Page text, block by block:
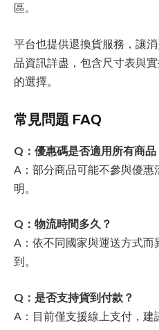
區。
平台也提供退換貨服務，讓
品資訊詳盡，包含尺寸表與
的選擇。
常見問題 FAQ
Q：優惠碼是否適用所有商品
A：部分商品可能不參與優惠
明。
Q：物流時間多久？
A：依不同國家與運送方式而
到。
Q：是否支持貨到付款？
A：目前僅支援線上支付，建